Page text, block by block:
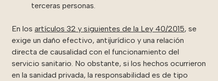
terceras personas.
En los artículos 32 y siguientes de la Ley 40/2015, se
exige un daño efectivo, antijurídico y una relación
directa de causalidad con el funcionamiento del
servicio sanitario. No obstante, si los hechos ocurrieron
en la sanidad privada, la responsabilidad es de tipo